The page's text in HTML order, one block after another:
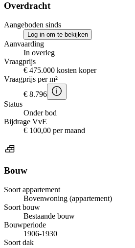
Overdracht
Aangeboden sinds
Log in om te bekijken
Aanvaarding
In overleg
Vraagprijs
€ 475.000 kosten koper
Vraagprijs per m²
€ 8.796
Status
Onder bod
Bijdrage VvE
€ 100,00 per maand
Bouw
Soort appartement
Bovenwoning (appartement)
Soort bouw
Bestaande bouw
Bouwperiode
1906-1930
Soort dak